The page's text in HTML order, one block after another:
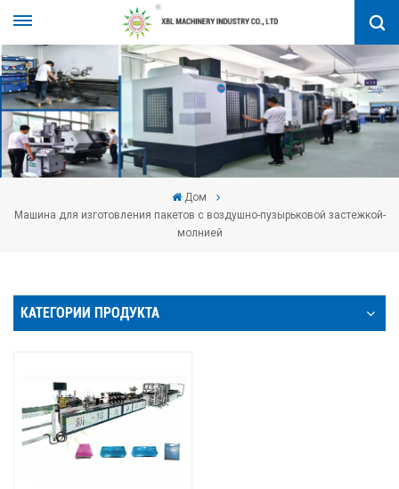
Дом
Машина для изготовления пакетов с воздушно-пузырьковой застежкой-
молнией
КАТЕГОРИИ ПРОДУКТА